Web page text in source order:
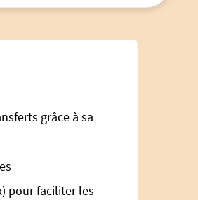
grâce à sa
pour faciliter les